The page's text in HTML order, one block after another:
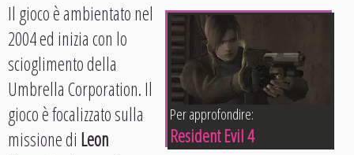
Per approfondire:
Resident Evil 4
Il gioco è ambientato nel
2004 ed inizia con lo
scioglimento della
Umbrella Corporation. Il
gioco è focalizzato sulla
missione di Leon